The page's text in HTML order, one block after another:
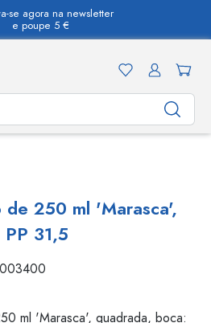
se agora na newsletter
e poupe 5 €
250 ml 'Marasca',
31,5